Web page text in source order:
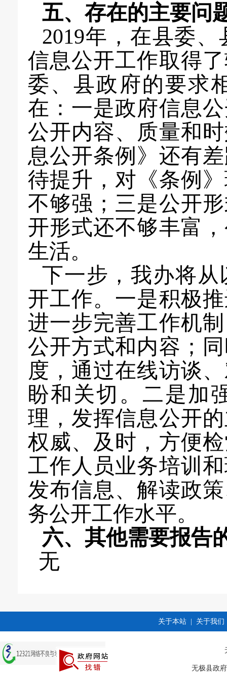
五、存在的主要问
2019年，在县委
信息公开工作取得
委、县政府的要求
在：一是政府信息
公开内容、质量和
息公开条例》还有
待提升，对《条例
不够强 ；三是公开
开形式还不够丰富
生活。
下一步，我办将从
开工作。一是积极
进一步完善工作机
公开方式和内容；
度，通过在线访谈
盼和关切。二是加
理，发挥信息公开
权威、及时，方便
工作人员业务培训
发布信息、解读政
务公开工作水平。
六、其他需要报告
无